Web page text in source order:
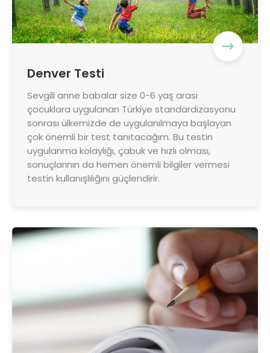
Denver Testi
Sevgili anne babalar size 0-6 yaş arası
çocuklara uygulanan Türkiye standardizasyonu
sonrası ülkemizde de uygulanılmaya başlayan
çok önemli bir test tanıtacağım. Bu testin
uygulanma kolaylığı, çabuk ve hızlı olması,
sonuçlarının da hemen önemli bilgiler vermesi
testin kullanışlılığını güçlendirir.